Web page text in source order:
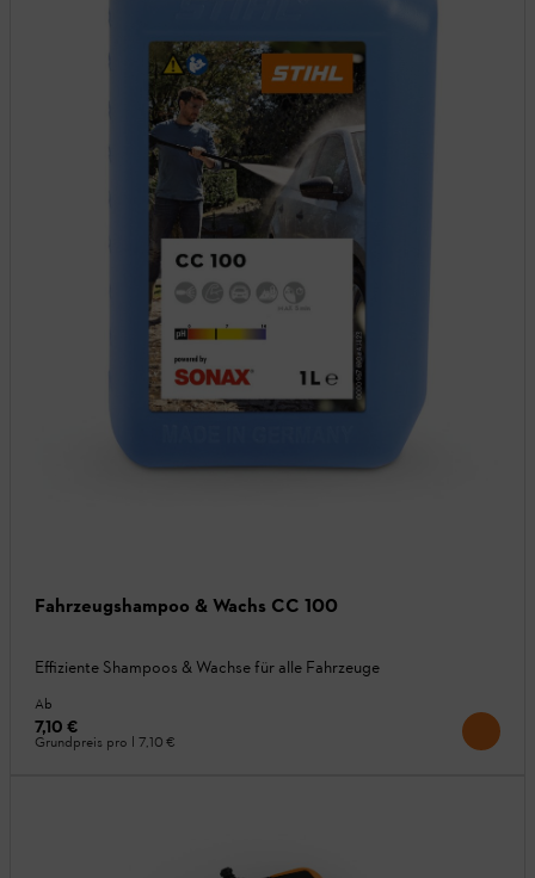
Fahrzeugshampoo & Wachs CC 100
Effiziente Shampoos & Wachse für alle Fahrzeuge
Ab
7,10 €
Grundpreis pro l 7,10 €